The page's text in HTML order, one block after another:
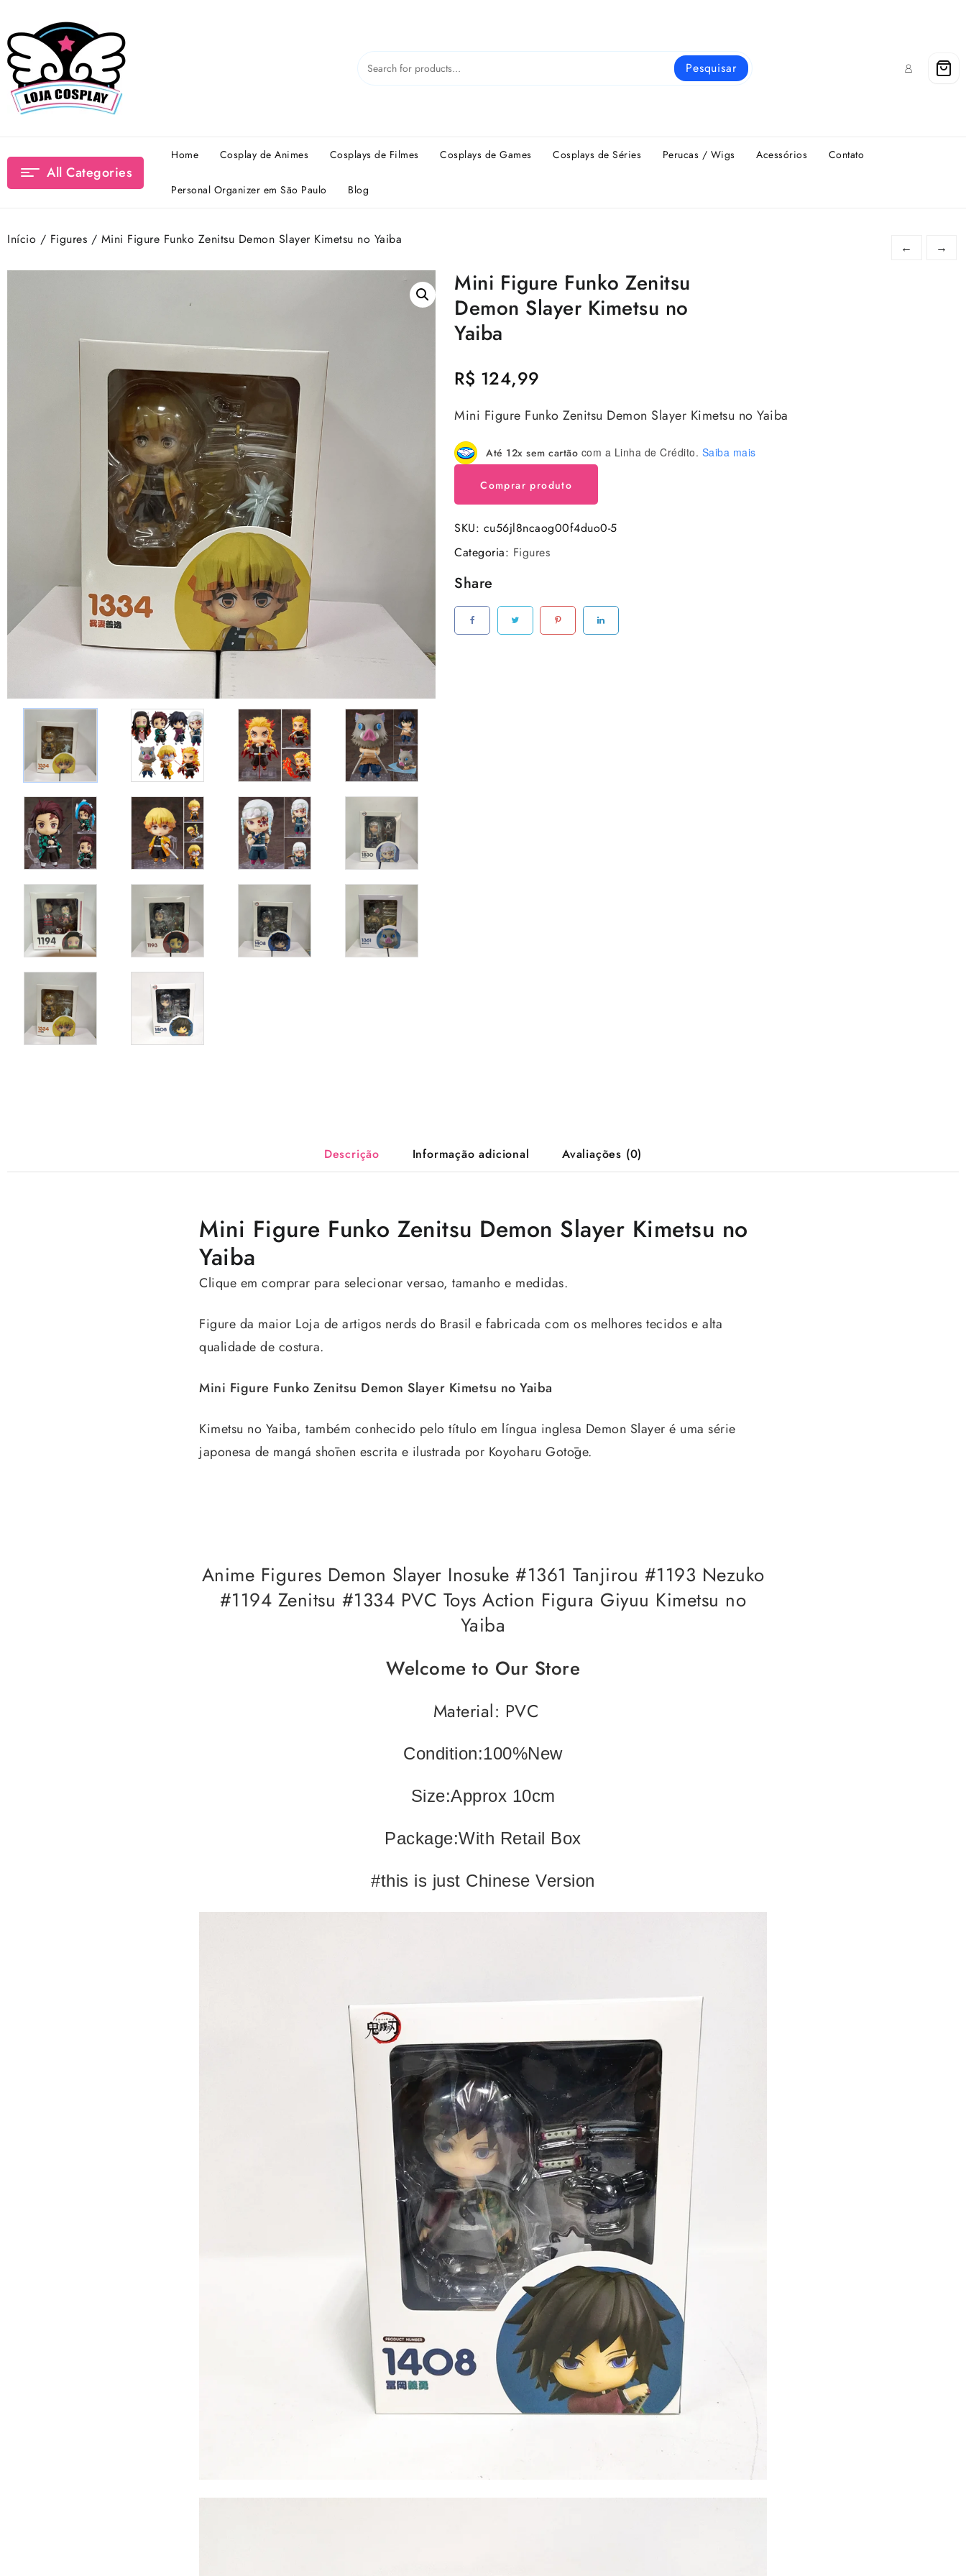
content
Pesquisar
All Categories
Home Cosplay de Animes Cosplays de Filmes Cosplays de Games Cosplays de Séries Perucas / Wigs Acessórios Contato
Personal Organizer em São Paulo Blog
Início / Figures / Mini Figure Funko Zenitsu Demon Slayer Kimetsu no Yaiba
← →
Mini Figure Funko Zenitsu
Demon Slayer Kimetsu no
Yaiba
R$ 124,99
Mini Figure Funko Zenitsu Demon Slayer Kimetsu no Yaiba
Até 12x sem cartão com a Linha de Crédito. Saiba mais
Comprar produto
SKU: cu56jl8ncaog00f4duo0-5
Categoria: Figures
Share
Descrição Informação adicional Avaliações (0)
Mini Figure Funko Zenitsu Demon Slayer Kimetsu no
Yaiba
Clique em comprar para selecionar versao, tamanho e medidas.
Figure da maior Loja de artigos nerds do Brasil e fabricada com os melhores tecidos e alta
qualidade de costura.
Mini Figure Funko Zenitsu Demon Slayer Kimetsu no Yaiba
Kimetsu no Yaiba, também conhecido pelo título em língua inglesa Demon Slayer é uma série
japonesa de mangá shōnen escrita e ilustrada por Koyoharu Gotōge.
Anime Figures Demon Slayer Inosuke #1361 Tanjirou #1193 Nezuko
#1194 Zenitsu #1334 PVC Toys Action Figura Giyuu Kimetsu no
Yaiba
Welcome to Our Store
Material: PVC
Condition:100%New
Size:Approx 10cm
Package:With Retail Box
#this is just Chinese Version